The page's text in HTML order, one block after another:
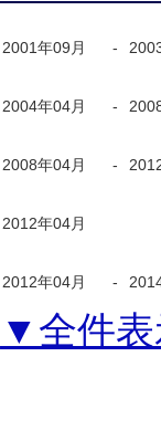
2001年09月 -
2004年04月 -
2008年04月 -
2012年04月
2012年04月 -
▼全件表